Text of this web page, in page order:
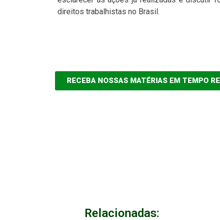
direitos trabalhistas no Brasil.
RECEBA NOSSAS MATÉRIAS EM TEMPO
Relacionadas: